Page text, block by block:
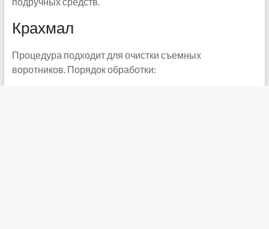
Крахмал
Процедура подходит для очистки съемных
воротников. Порядок обработки: